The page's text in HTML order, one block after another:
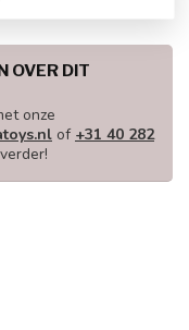
OVER DIT
onze
of +31 40 282